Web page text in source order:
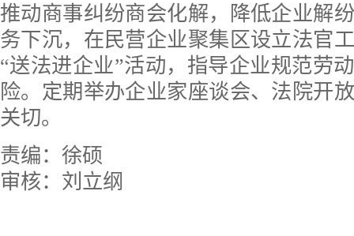
推动商事纠纷商会化解，降低企业解
务下沉，在民营企业聚集区设立法官
“送法进企业”活动，指导企业规范劳
险。定期举办企业家座谈会、法院开
关切。
责编：徐硕
审核：刘立纲